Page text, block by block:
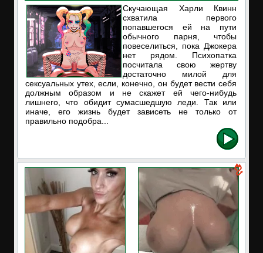
Скучающая Харли Квинн
схватила первого
попавшегося ей на пути
обычного парня, чтобы
повеселиться, пока Джокера
нет рядом. Психопатка
посчитала свою жертву
достаточно милой для
сексуальных утех, если, конечно, он будет вести себя
должным образом и не скажет ей чего-нибудь
лишнего, что обидит сумасшедшую леди. Так или
иначе, его жизнь будет зависеть не только от
правильно подобра...